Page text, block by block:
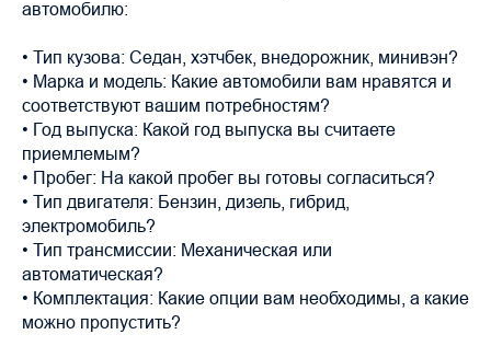
автомобилю:
• Тип кузова: Седан, хэтчбек, внедорожник, минивэн?
• Марка и модель: Какие автомобили вам нравятся и
соответствуют вашим потребностям?
• Год выпуска: Какой год выпуска вы считаете
приемлемым?
• Пробег: На какой пробег вы готовы согласиться?
• Тип двигателя: Бензин, дизель, гибрид,
электромобиль?
• Тип трансмиссии: Механическая или
автоматическая?
• Комплектация: Какие опции вам необходимы, а какие
можно пропустить?